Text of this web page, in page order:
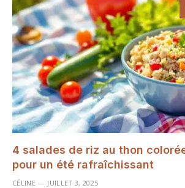
4 salades de riz au thon
pour un été rafraîchissant
CÉLINE JUILLET 3, 2025